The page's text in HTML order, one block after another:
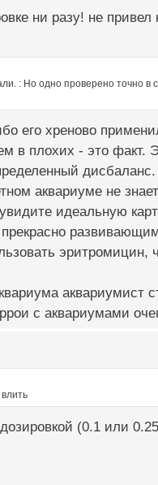
ни разу! не
: Но одно проверено точно в
его хреново
в плохих - это факт.
дисбаланс.
аквариуме не
идеальную
прекрасно
эритромицин,
аквариумист
с аквариумами
(0.1 или